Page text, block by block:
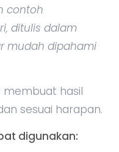
contoh
ditulis dalam
mudah dipahami
membuat hasil
sesuai harapan.
digunakan: